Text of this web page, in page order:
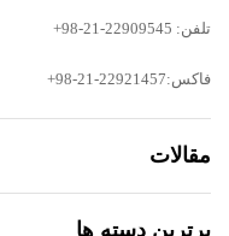
تلفن: 22909545-21-98+
فاکس:22921457-21-98+
مقالات
برترین دسته ها